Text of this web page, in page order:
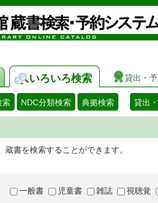
いろいろ検索 貸出・
索 NDC分類検索 典拠検索 貸出
書を検索することができます。
一般書 児童書 雑誌 視聴覚